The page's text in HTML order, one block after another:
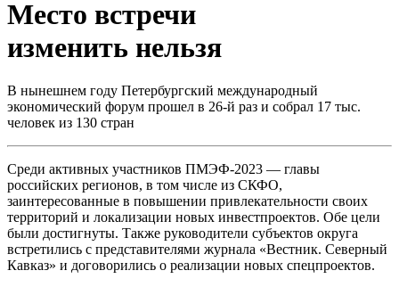
Место встречи
изменить нельзя
В нынешнем году Петербургский международный
экономический форум прошел в 26-й раз и собрал 17 тыс.
человек из 130 стран
Среди активных участников ПМЭФ-2023 — главы
российских регионов, в том числе из СКФО,
заинтересованные в повышении привлекательности своих
территорий и локализации новых инвестпроектов. Обе цели
были достигнуты. Также руководители субъектов округа
встретились с представителями журнала «Вестник. Северный
Кавказ» и договорились о реализации новых спецпроектов.